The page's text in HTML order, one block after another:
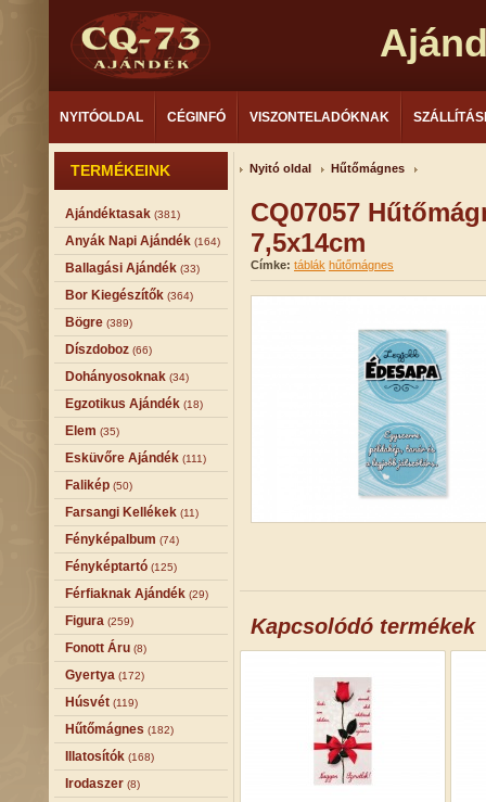
NYITÓOLDAL CÉGINFÓ VISZONTELADÓKNAK
TERMÉKEINK
Ajándéktasak (381)
Anyák Napi Ajándék (164)
Ballagási Ajándék (33)
Bor Kiegészítők (364)
Bögre (389)
Díszdoboz (66)
Dohányosoknak (34)
Egzotikus Ajándék (18)
Elem (35)
Esküvőre Ajándék (111)
Falikép (50)
Farsangi Kellékek (11)
Fényképalbum (74)
Fényképtartó (125)
Férfiaknak Ajándék (29)
Figura (259)
Fonott Áru (8)
Gyertya (172)
Húsvét (119)
Hűtőmágnes (182)
Illatosítók (168)
Irodaszer (8)
Nyitó oldal Hűtőmágnes
CQ07057
7,5x14cm
Címke: táblák hűtőmágnes
Kapcsolódó termékek